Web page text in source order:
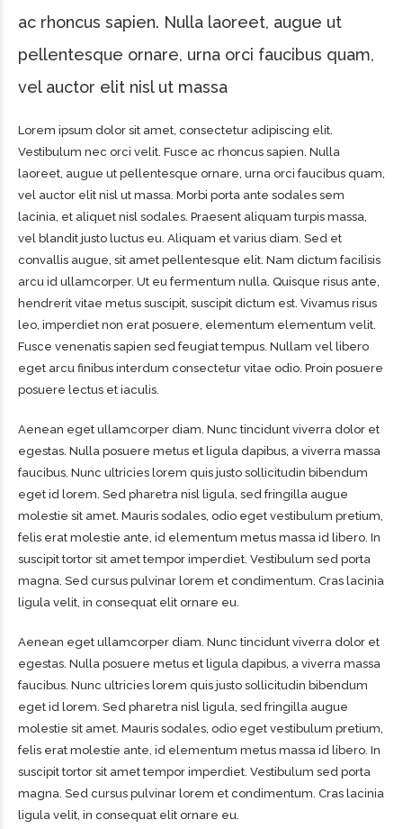
ac rhoncus sapien. Nulla laoreet, augue ut
pellentesque ornare, urna orci faucibus quam,
vel auctor elit nisl ut massa
Lorem ipsum dolor sit amet, consectetur adipiscing elit.
Vestibulum nec orci velit. Fusce ac rhoncus sapien. Nulla
laoreet, augue ut pellentesque ornare, urna orci faucibus quam,
vel auctor elit nisl ut massa. Morbi porta ante sodales sem
lacinia, et aliquet nisl sodales. Praesent aliquam turpis massa,
vel blandit justo luctus eu. Aliquam et varius diam. Sed et
convallis augue, sit amet pellentesque elit. Nam dictum facilisis
arcu id ullamcorper. Ut eu fermentum nulla. Quisque risus ante,
hendrerit vitae metus suscipit, suscipit dictum est. Vivamus risus
leo, imperdiet non erat posuere, elementum elementum velit.
Fusce venenatis sapien sed feugiat tempus. Nullam vel libero
eget arcu finibus interdum consectetur vitae odio. Proin posuere
posuere lectus et iaculis.
Aenean eget ullamcorper diam. Nunc tincidunt viverra dolor et
egestas. Nulla posuere metus et ligula dapibus, a viverra massa
faucibus. Nunc ultricies lorem quis justo sollicitudin bibendum
eget id lorem. Sed pharetra nisl ligula, sed fringilla augue
molestie sit amet. Mauris sodales, odio eget vestibulum pretium,
felis erat molestie ante, id elementum metus massa id libero. In
suscipit tortor sit amet tempor imperdiet. Vestibulum sed porta
magna. Sed cursus pulvinar lorem et condimentum. Cras lacinia
ligula velit, in consequat elit ornare eu.
Aenean eget ullamcorper diam. Nunc tincidunt viverra dolor et
egestas. Nulla posuere metus et ligula dapibus, a viverra massa
faucibus. Nunc ultricies lorem quis justo sollicitudin bibendum
eget id lorem. Sed pharetra nisl ligula, sed fringilla augue
molestie sit amet. Mauris sodales, odio eget vestibulum pretium,
felis erat molestie ante, id elementum metus massa id libero. In
suscipit tortor sit amet tempor imperdiet. Vestibulum sed porta
magna. Sed cursus pulvinar lorem et condimentum. Cras lacinia
ligula velit, in consequat elit ornare eu.